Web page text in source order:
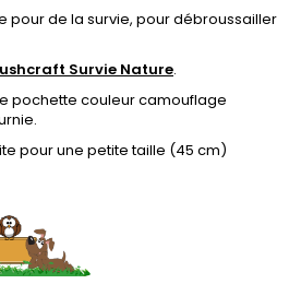
pour de la survie, pour débroussailler
Survie Nature.
pochette couleur camouflage
pour une petite taille (45 cm)